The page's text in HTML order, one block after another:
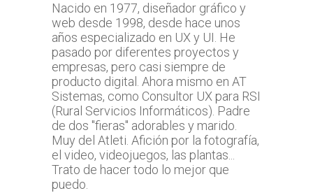
Nacido en 1977, diseñador gráfico y
web desde 1998, desde hace unos
años especializado en UX y UI. He
pasado por diferentes proyectos y
empresas, pero casi siempre de
producto digital. Ahora mismo en AT
Sistemas, como Consultor UX para RSI
(Rural Servicios Informáticos). Padre
de dos "fieras" adorables y marido.
Muy del Atleti. Afición por la fotografía,
el video, videojuegos, las plantas...
Trato de hacer todo lo mejor que
puedo.